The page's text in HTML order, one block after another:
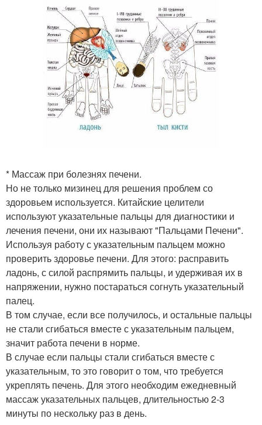
* Массаж при болезнях печени.
Но не только мизинец для решения проблем со
здоровьем используется. Китайские целители
используют указательные пальцы для диагностики и
лечения печени, они их называют "Пальцами Печени".
Используя работу с указательным пальцем можно
проверить здоровье печени. Для этого: расправить
ладонь, с силой распрямить пальцы, и удерживая их в
напряжении, нужно постараться согнуть указательный
палец.
В том случае, если все получилось, и остальные пальцы
не стали сгибаться вместе с указательным пальцем,
значит работа печени в норме.
В случае если пальцы стали сгибаться вместе с
указательным, то это говорит о том, что требуется
укреплять печень. Для этого необходим ежедневный
массаж указательных пальцев, длительностью 2-3
минуты по нескольку раз в день.